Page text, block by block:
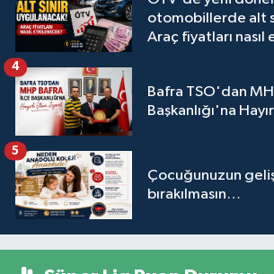
otomobillerde alt
Araç fiyatları
Bafra TSO'dan
Başkanlığı'na
4
Çocuğunuzun
bırakılmasın…
5